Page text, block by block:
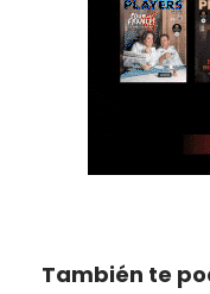
También te